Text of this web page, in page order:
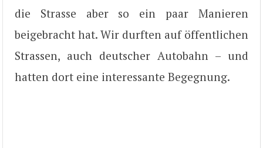
die Strasse aber so ein paar Manieren
beigebracht hat. Wir durften auf öffentlichen
Strassen, auch deutscher Autobahn – und
hatten dort eine interessante Begegnung.